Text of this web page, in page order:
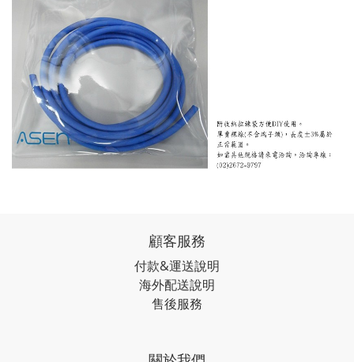
顧客服務
付款&運送說明
海外配送說明
售後服務